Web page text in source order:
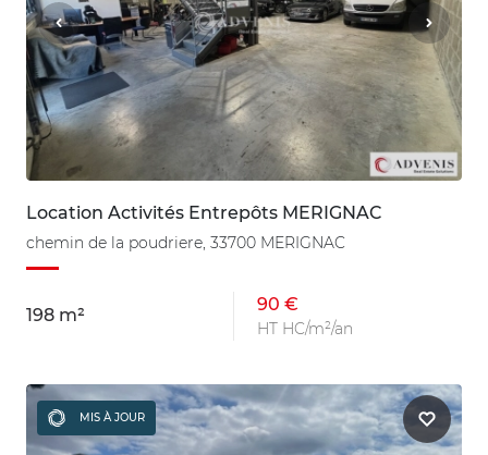
Location Activités Entrepôts MERIGNAC
chemin de la poudriere, 33700 MERIGNAC
198 m²
90 €
HT HC/m²/an
MIS À JOUR